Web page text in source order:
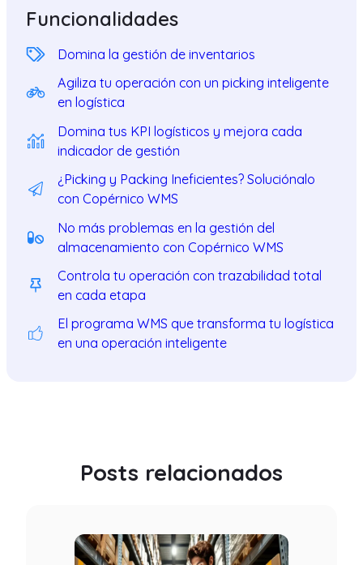
Funcionalidades
Domina la gestión de inventarios
Agiliza tu operación con un picking inteligente
en logística
Domina tus KPI logísticos y mejora cada
indicador de gestión
¿Picking y Packing Ineficientes? Soluciónalo
con Copérnico WMS
No más problemas en la gestión del
almacenamiento con Copérnico WMS
Controla tu operación con trazabilidad total
en cada etapa
El programa WMS que transforma tu logística
en una operación inteligente
Posts relacionados